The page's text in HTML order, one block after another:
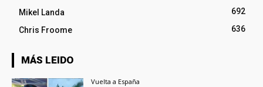
Mikel Landa
692
Chris Froome
636
MÁS LEIDO
Vuelta a España